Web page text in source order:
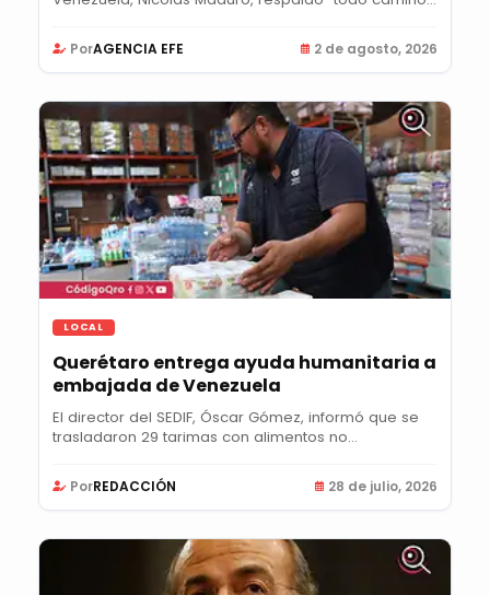
PorAGENCIA EFE 2 de agosto, 2026
LOCAL
Querétaro entrega ayuda humanitaria a
embajada de Venezuela
El director del SEDIF, Óscar Gómez, informó que se
trasladaron 29 tarimas con alimentos no...
PorREDACCIÓN 28 de julio, 2026